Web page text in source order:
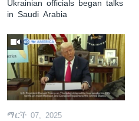
Ukrainian officials began talks
in Saudi Arabia
ማርች 07, 2025